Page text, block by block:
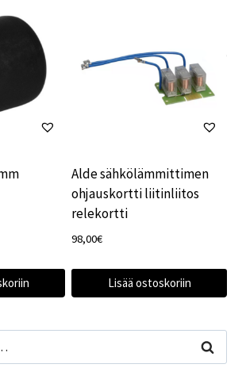
Alde sähkölämmittimen
ohjauskortti liitinliitos
relekortti
98,00€
Lisää ostoskoriin
Haku